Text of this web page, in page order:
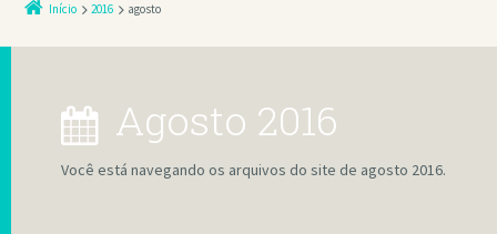
Início 2016 agosto
agosto 2016
Você está navegando os arquivos do site de agosto 2016.